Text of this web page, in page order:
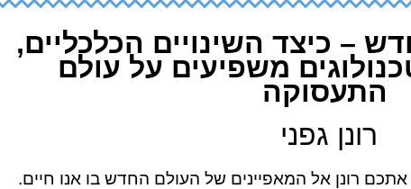
– כיצד השינויים הכלכליים,
משפיעים על עולם
התעסוקה
רונן גפני
רונן אל המאפיינים של העולם החדש בו אנו חיים.